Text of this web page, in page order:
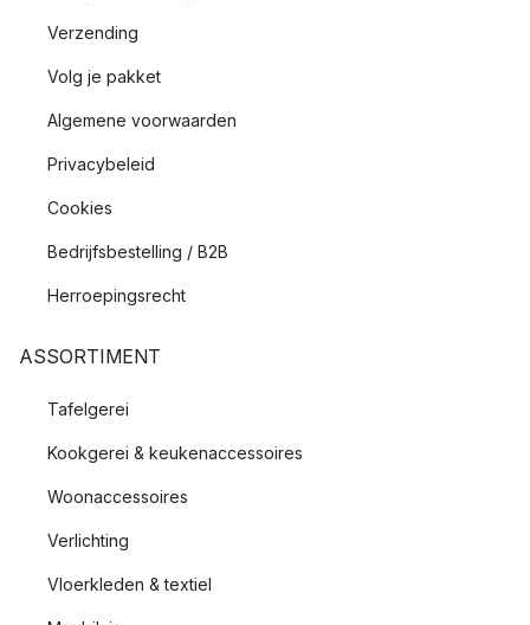
Verzending
Volg je pakket
Algemene voorwaarden
Privacybeleid
Cookies
Bedrijfsbestelling / B2B
Herroepingsrecht
ASSORTIMENT
Tafelgerei
Kookgerei & keukenaccessoires
Woonaccessoires
Verlichting
Vloerkleden & textiel